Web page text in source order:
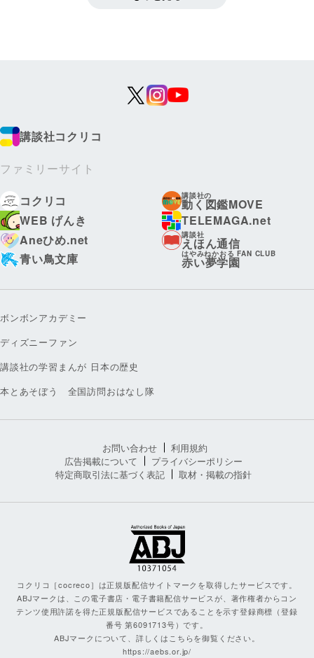
講談社コクリコ
ファミリーサイト
コクリコ
講談社の
動く図鑑MOVE
WEB げんき
TELEMAGA.net
Aneひめ.net
講談社
えほん通信
青い鳥文庫
はやみねかおる FAN CLUB
赤い夢学園
ボンボンアカデミー
ディズニーファン
講談社の学習まんが 日本の歴史
本とあそぼう 全国訪問おはなし隊
お問い合わせ
利用規約
広告掲載について
プライバシーポリシー
特定商取引法に基づく表記
取材・掲載の指針
コクリコ［cocreco］は正規版配信サイトマークを取得したサービスです。
ABJマークは、この電子書店・電子書籍配信サービスが、著作権者からコン
テンツ使用許諾を得た正規版配信サービスであることを示す登録商標（登録
番号 第6091713号）です。
ABJマークについて、詳しくはこちらを御覧ください。
https://aebs.or.jp/